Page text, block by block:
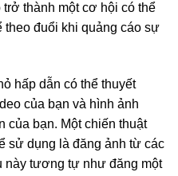
thành một cơ hội có thể
theo đuổi khi quảng cáo sự
hấp dẫn có thể thuyết
của bạn và hình ảnh
của bạn. Một chiến thuật
sử dụng là đăng ảnh từ các
này tương tự như đăng một